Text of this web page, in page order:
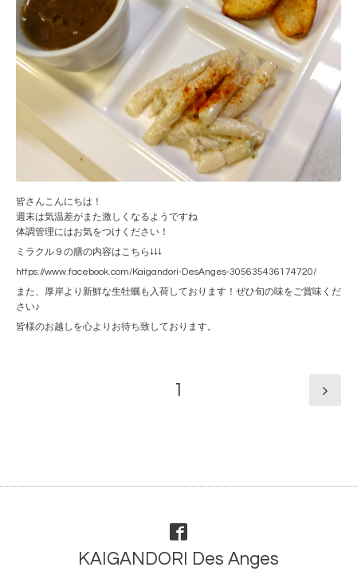
皆さんこんにちは！
週末は気温差がまた激しくなるようですね
体調管理にはお気をつけください！
ミラクル９の膳の内容はこちら↓↓↓
https://www.facebook.com/Kaigandori-DesAnges-305635436174720/
また、厚岸より新鮮な生牡蠣も入荷しております！ぜひ旬の味をご賞味くだ
さい♪
皆様のお越しを心よりお待ち致しております。
1
KAIGANDORI Des Anges